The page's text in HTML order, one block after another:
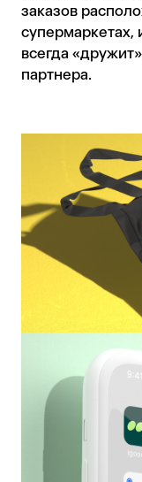
заказов
супермаркетах,
всегда
партнера.